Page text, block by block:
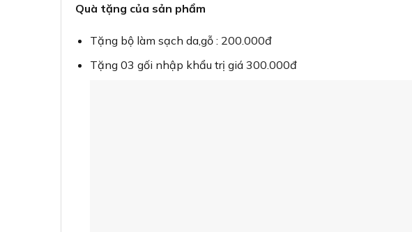
Quà tặng của sản phẩm
Tặng bộ làm sạch da,gỗ : 200.000đ
Tặng 03 gối nhập khẩu trị giá 300.000đ